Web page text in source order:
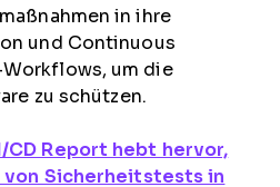
in ihre
und Continuous
um die
zu schützen.
CD Report hebt hervor,
Sicherheitstests in